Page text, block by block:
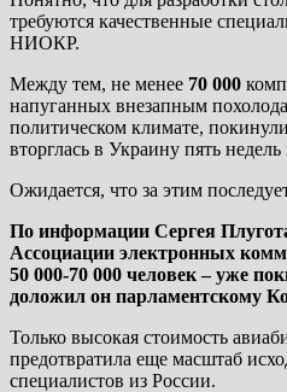
требуются качественные
НИОКР.
Между тем, не менее 70 000
напуганных внезапным
политическом климате,
вторглась в Украину пять недель
Ожидается, что за этим
По информации Сергея
Ассоциации электронных
50 000-70 000 человек – уже
доложил он парламентскому
Только высокая стоимость
предотвратила еще масштаб
специалистов из России.